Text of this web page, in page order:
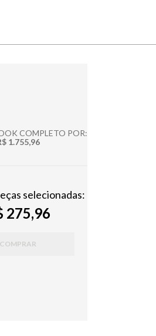
COMPLETO POR:
1.755,96
selecionadas:
275,96
COMPRAR